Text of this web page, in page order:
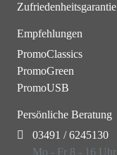
Zufriedenheitsgarantie
Empfehlungen
PromoClassics
PromoGreen
PromoUSB
Persönliche Beratung
03491 / 6245130
Mo - Fr 8 - 16 Uhr